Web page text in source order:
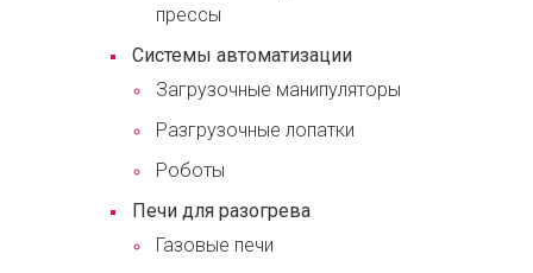
прессы
Системы автоматизации
Загрузочные манипуляторы
Разгрузочные лопатки
Роботы
Печи для разогрева
Газовые печи